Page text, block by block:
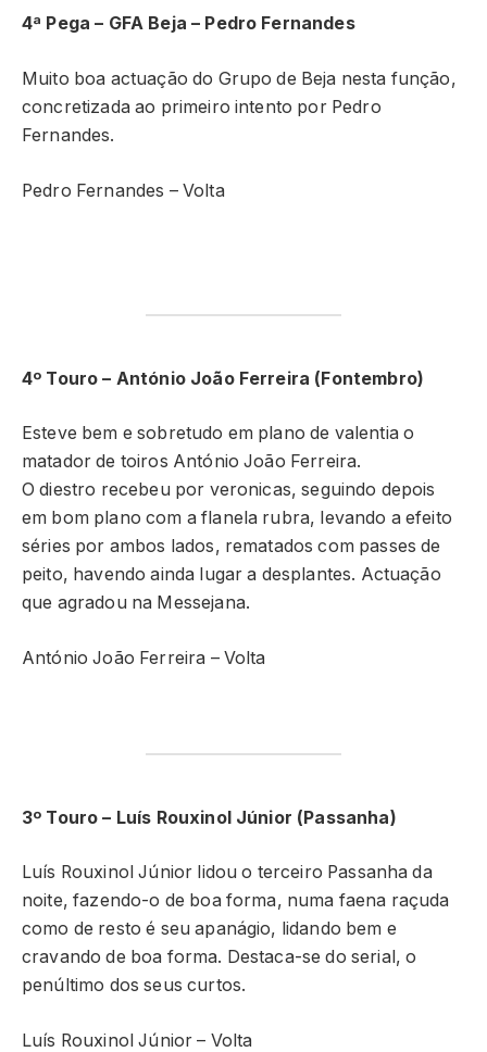
4ª Pega – GFA Beja – Pedro Fernandes
Muito boa actuação do Grupo de Beja nesta função,
concretizada ao primeiro intento por Pedro
Fernandes.
Pedro Fernandes – Volta
4º Touro – António João Ferreira (Fontembro)
Esteve bem e sobretudo em plano de valentia o
matador de toiros António João Ferreira.
O diestro recebeu por veronicas, seguindo depois
em bom plano com a flanela rubra, levando a efeito
séries por ambos lados, rematados com passes de
peito, havendo ainda lugar a desplantes. Actuação
que agradou na Messejana.
António João Ferreira – Volta
3º Touro – Luís Rouxinol Júnior (Passanha)
Luís Rouxinol Júnior lidou o terceiro Passanha da
noite, fazendo-o de boa forma, numa faena raçuda
como de resto é seu apanágio, lidando bem e
cravando de boa forma. Destaca-se do serial, o
penúltimo dos seus curtos.
Luís Rouxinol Júnior – Volta